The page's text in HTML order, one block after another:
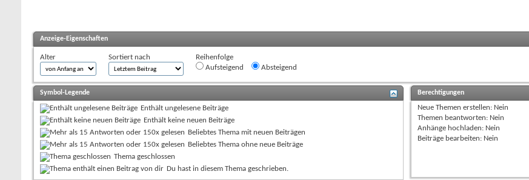
Anzeige-Eigenschaften
Alter Sortiert nach
Reihenfolge
Aufsteigend
Absteigend
Symbol-Legende
Enthält ungelesene Beiträge
Enthält keine neuen Beiträge
Beliebtes Thema mit neuen Beiträgen
Beliebtes Thema ohne neue Beiträge
Thema geschlossen
Du hast in diesem Thema geschrieben.
Berechtigungen
Neue Themen erstellen: Nein
Themen beantworten: Nein
Anhänge hochladen: Nein
Beiträge bearbeiten: Nein